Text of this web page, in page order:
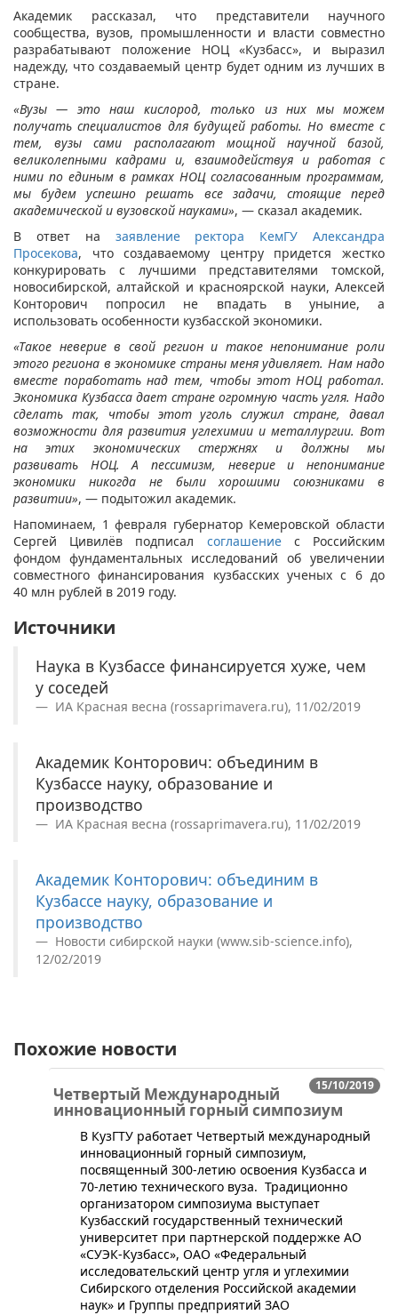
Академик рассказал, что представители научного
сообщества, вузов, промышленности и власти совместно
разрабатывают положение НОЦ «Кузбасс», и выразил
надежду, что создаваемый центр будет одним из лучших в
стране.
«Вузы — это наш кислород, только из них мы можем
получать специалистов для будущей работы. Но вместе с
тем, вузы сами располагают мощной научной базой,
великолепными кадрами и, взаимодействуя и работая с
ними по единым в рамках НОЦ согласованным программам,
мы будем успешно решать все задачи, стоящие перед
академической и вузовской науками», — сказал академик.
В ответ на заявление ректора КемГУ Александра
Просекова, что создаваемому центру придется жестко
конкурировать с лучшими представителями томской,
новосибирской, алтайской и красноярской науки, Алексей
Конторович попросил не впадать в уныние, а
использовать особенности кузбасской экономики.
«Такое неверие в свой регион и такое непонимание роли
этого региона в экономике страны меня удивляет. Нам надо
вместе поработать над тем, чтобы этот НОЦ работал.
Экономика Кузбасса дает стране огромную часть угля. Надо
сделать так, чтобы этот уголь служил стране, давал
возможности для развития углехимии и металлургии. Вот
на этих экономических стержнях и должны мы
развивать НОЦ. А пессимизм, неверие и непонимание
экономики никогда не были хорошими союзниками в
развитии», — подытожил академик.
Напоминаем, 1 февраля губернатор Кемеровской области
Сергей Цивилёв подписал соглашениес Российским
фондом фундаментальных исследований об увеличении
совместного финансирования кузбасских ученых с 6 до
40 млн рублей в 2019 году.
Источники
Наука в Кузбассе финансируется хуже, чем
у соседей
ИА Красная весна (rossaprimavera.ru), 11/02/2019
Академик Конторович: объединим в
Кузбассе науку, образование и
производство
ИА Красная весна (rossaprimavera.ru), 11/02/2019
Академик Конторович: объединим в
Кузбассе науку, образование и
производство
Новости сибирской науки (www.sib-science.info),
12/02/2019
Похожие новости
15/10/2019
Четвертый Международный
инновационный горный симпозиум
В КузГТУ работает Четвертый международный
инновационный горный симпозиум,
посвященный 300-летию освоения Кузбасса и
70-летию технического вуза. Традиционно
организатором симпозиума выступает
Кузбасский государственный технический
университет при партнерской поддержке АО
«СУЭК-Кузбасс», ОАО «Федеральный
исследовательский центр угля и углехимии
Сибирского отделения Российской академии
наук» и Группы предприятий ЗАО